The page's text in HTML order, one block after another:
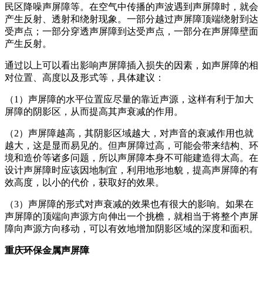
民区降噪声屏障等。在空气中传播的声波遇到声屏障时，就会
产生反射、透射和绕射现象。一部分越过声屏障顶端绕射到达
受声点；一部分穿透声屏障到达受声点，一部分在声屏障壁面
产生反射。
通过以上可以看出影响声屏障插入损失的因素，如声屏障的相
对位置、高度以及形式等，具体建议：
（1）声屏障的水平位置应尽量的靠近声源，这样有利于加大
屏障的阴影区，从而提高其声衰减的作用。
（2）声屏障越高，其阴影区域越大，对声音的衰减作用也就
越大，这是显而易见的。但声屏障过高，可能会带来结构、环
境和造价等诸多问题，所以声屏障本身不可能建造得太高。在
设计声屏障时应该因地制宜，利用地形地貌，提高声屏障的有
效高度，以小的代价，获取好的效果。
（3）声屏障的形式对声衰减的效果也有很大的影响。如果在
声屏障的顶端向声源方向伸出一个挑檐，就相当于将整个声屏
障向声源方向移动，可以有效地增加阴影区域的深度和面积。
重庆环保金属声屏障